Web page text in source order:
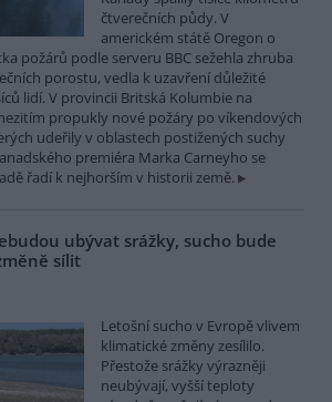
čtverečních půdy. V
americkém státě Oregon o
požárů podle serveru BBC sežehla zhruba
porostu, vedla k uzavření důležité
lidí. V provincii Britská Kolumbie na
propukly nové požáry po víkendových
udeřily v oblastech postižených suchy
premiéra Marka Carneyho se
řadí k nejhorším v historii země.
ubývat srážky, sucho bude
sílit
Letošní sucho v Evropě vlivem
klimatické změny zesílilo.
Přestože srážky výrazněji
neubývají, vyšší teploty